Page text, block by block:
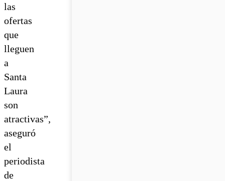
las
ofertas
que
lleguen
a
Santa
Laura
son
atractivas”,
aseguró
el
periodista
de